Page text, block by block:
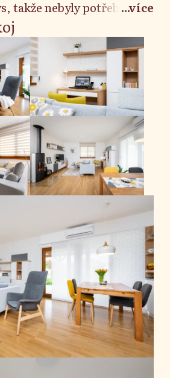
takže nebyly potřeba
úpravy. Jelikož je
skandinávský styl,
tímto směrem.
jsem navrhla na míru. Na
jsme se shodli, majitelé si
výběrem podlah a dveří,
společně konzultovali.
na nich, aby se v
cítili.
m2
...více